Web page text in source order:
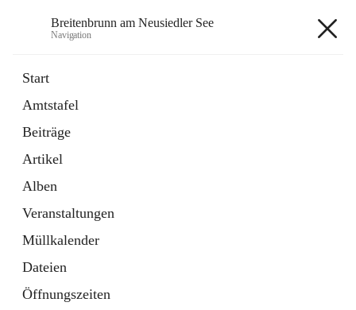
Breitenbrunn am Neusiedler See
Navigation
Start
Amtstafel
Beiträge
Artikel
Alben
Veranstaltungen
Müllkalender
Dateien
Öffnungszeiten
18 Schnellzugriffe
Gemeindeservice